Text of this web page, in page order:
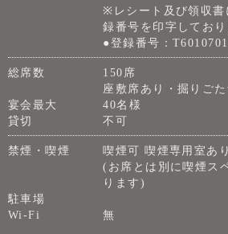
※レシート及び領収書
録番号を印字しており
●登録番号：
総席数
150席
座敷席あり・掘りごた
宴会最大
40名様
貸切
不可
禁煙・喫煙
喫煙可 喫煙専用室あり
(お席とは別に喫煙ス
ります)
駐車場
Wi-Fi
無